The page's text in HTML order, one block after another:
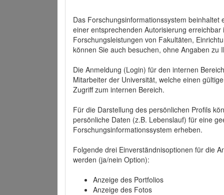
Das Forschungsinformationssystem beinhaltet
einer entsprechenden Autorisierung
Forschungsleistungen von Fakultäten,
können Sie auch besuchen, ohne Angaben zu
Die Anmeldung (Login) für den internen
Mitarbeiter der Universität, welche einen
Zugriff zum internen Bereich.
Für die Darstellung des persönlichen Profils
persönliche Daten (z.B. Lebenslauf) für eine
Forschungsinformationssystem erheben.
Folgende drei Einverständnisoptionen für die
werden (ja/nein Option):
Anzeige des Portfolios
Anzeige des Fotos